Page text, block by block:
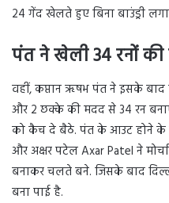
24 गेंद खेलते हुए बिना बाउंड्री
पंत ने खेली 34 रनों की
वहीं, कप्तान ऋषभ पंत ने इसके बाद
और 2 छक्के की मदद से 34 रन
को कैच दे बैठे. पंत के आउट होने के
और अक्षर पटेल Axar Patel ने
बनाकर चलते बने. जिसके बाद
बना पाई है.